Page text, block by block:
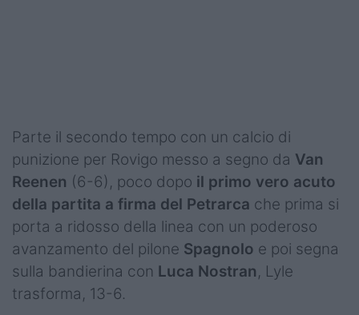
Parte il secondo tempo con un calcio di
punizione per Rovigo messo a segno da Van
Reenen (6-6), poco dopo il primo vero acuto
della partita a firma del Petrarca che prima si
porta a ridosso della linea con un poderoso
avanzamento del pilone Spagnolo e poi segna
sulla bandierina con Luca Nostran, Lyle
trasforma, 13-6.